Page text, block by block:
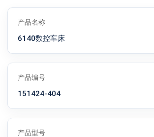
产品名称
6140数控车床
产品编号
151424-404
产品型号